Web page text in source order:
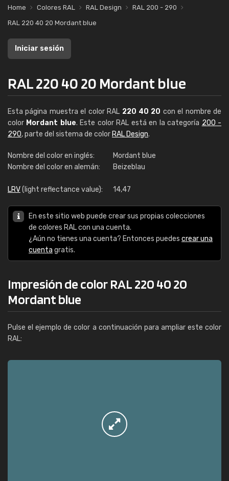
Home Colores RAL RAL Design
RAL 200 - 290
RAL 220 40 20 Mordant blue
Iniciar sesión
RAL 220 40 20 Mordant blue
Esta página muestra el color RAL 220 40 20 con el nombre de
color Mordant blue. Este color RAL está en la categoría 200 -
290, parte del sistema de color RAL Design.
Nombre del color en inglés:
Mordant blue
Nombre del color en alemán:
Beizeblau
LRV(light reflectance value): 14,47
En este sitio web puede crear sus propias colecciones
de colores RAL con una cuenta.
¿Aún no tienes una cuenta? Entonces puedes crear una
cuenta gratis.
Impresión de color RAL 220 40 20
Mordant blue
Pulse el ejemplo de color a continuación para ampliar este color
RAL: